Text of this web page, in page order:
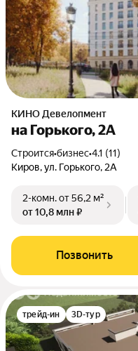
КИНО Девелопмент
на Горького, 2А
Строится•бизнес•4.1 (11)
Киров, ул. Горького, 2А
2-комн.от 56,2 м²
от 10,8 млн ₽
Позвонить
трейд-ин 3D-тур